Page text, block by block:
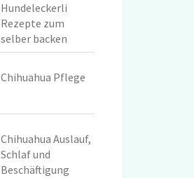
Hundeleckerli
Rezepte zum
selber backen
Chihuahua Pflege
Chihuahua Auslauf,
Schlaf und
Beschäftigung